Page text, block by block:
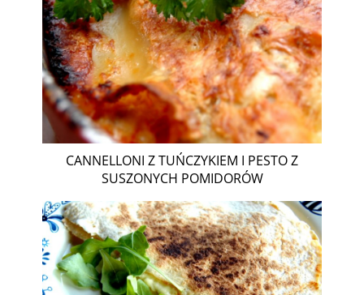
CANNELLONI Z TUŃCZYKIEM I PESTO Z
SUSZONYCH POMIDORÓW